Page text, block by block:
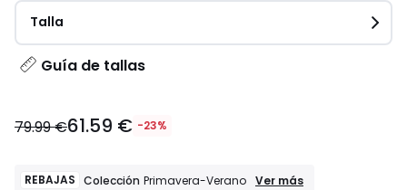
Talla
Guía de tallas
€
de
79.99 €61.59 € -23%
REBAJAS Colección Primavera-Verano REBAJAS
Ver más